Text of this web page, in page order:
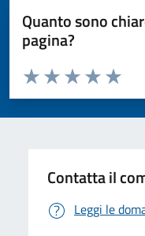
Quanto sono
pagina?
Valuta da 1 a 5 stelle la
Valuta
Valuta 4
Valuta 3 stelle
Valuta 2 stelle su 5
Valuta 1 stelle su 5
Contatta il
Leggi le